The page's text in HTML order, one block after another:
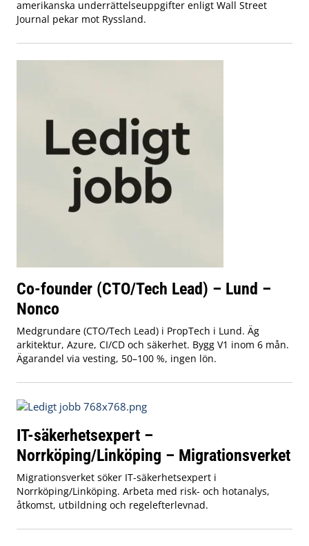
amerikanska underrättelseuppgifter enligt Wall Street
Journal pekar mot Ryssland.
Co-founder (CTO/Tech Lead) – Lund –
Nonco
Medgrundare (CTO/Tech Lead) i PropTech i Lund. Äg
arkitektur, Azure, CI/CD och säkerhet. Bygg V1 inom 6 mån.
Ägarandel via vesting, 50–100 %, ingen lön.
IT-säkerhetsexpert –
Norrköping/Linköping – Migrationsverket
Migrationsverket söker IT-säkerhetsexpert i
Norrköping/Linköping. Arbeta med risk- och hotanalys,
åtkomst, utbildning och regelefterlevnad.